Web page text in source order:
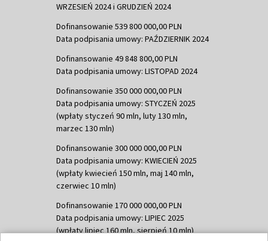
WRZESIEŃ 2024 i GRUDZIEŃ 2024
Dofinansowanie 539 800 000,00 PLN
Data podpisania umowy: PAŹDZIERNIK 2024
Dofinansowanie 49 848 800,00 PLN
Data podpisania umowy: LISTOPAD 2024
Dofinansowanie 350 000 000,00 PLN
Data podpisania umowy: STYCZEŃ 2025
(wpłaty styczeń 90 mln, luty 130 mln,
marzec 130 mln)
Dofinansowanie 300 000 000,00 PLN
Data podpisania umowy: KWIECIEŃ 2025
(wpłaty kwiecień 150 mln, maj 140 mln,
czerwiec 10 mln)
Dofinansowanie 170 000 000,00 PLN
Data podpisania umowy: LIPIEC 2025
(wpłaty lipiec 160 mln, sierpień 10 mln)